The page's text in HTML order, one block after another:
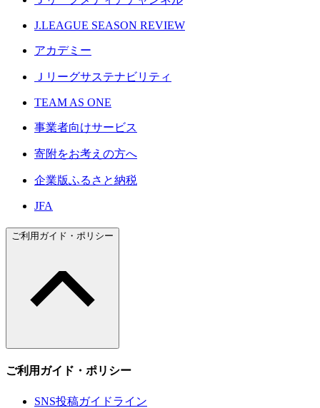
J.LEAGUE SEASON REVIEW
アカデミー
Ｊリーグサステナビリティ
TEAM AS ONE
事業者向けサービス
寄附をお考えの方へ
企業版ふるさと納税
JFA
ご利用ガイド・ポリシー
ご利用ガイド・ポリシー
SNS投稿ガイドライン